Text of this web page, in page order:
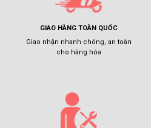
GIAO HÀNG TOÀN QUỐC
Giao nhận nhanh chóng, an toàn
cho hàng hóa